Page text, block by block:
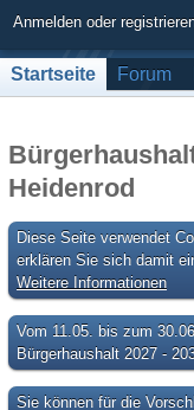
Anmelden oder
Startseite Forum
Heidenrod
Diese Seite verwendet
erklären Sie sich damit
Weitere Informationen
Vom 11.05. bis zum
Bürgerhaushalt 2027 -
Sie können für die